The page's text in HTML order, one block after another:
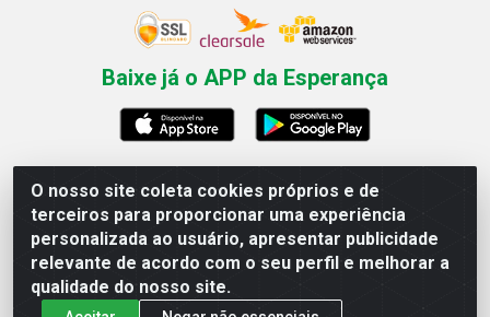
O nosso site coleta cookies próprios e de
terceiros para proporcionar uma experiência
personalizada ao usuário, apresentar publicidade
relevante de acordo com o seu perfil e melhorar a
qualidade do nosso site.
Baixe já o APP da Esperança
Esperança Nordeste - Rua Professor Caldas Filho, 291 -
Estância - Recife / PE CEP: 50771-335 - CNPJ
03.666.136/0001-23